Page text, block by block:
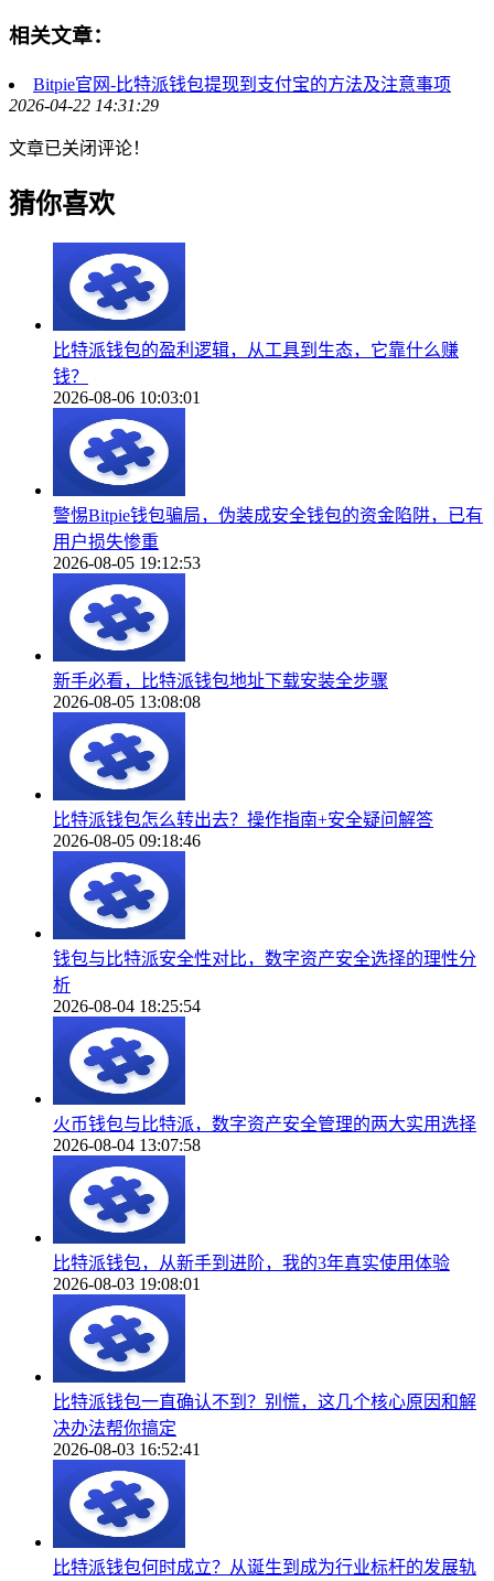
相关文章：
Bitpie官网-比特派钱包提现到支付宝的方法及注意事项
2026-04-22 14:31:29
文章已关闭评论！
猜你喜欢
比特派钱包的盈利逻辑，从工具到生态，它靠什么赚
钱？
2026-08-06 10:03:01
警惕Bitpie钱包骗局，伪装成安全钱包的资金陷阱，已有
用户损失惨重
2026-08-05 19:12:53
新手必看，比特派钱包地址下载安装全步骤
2026-08-05 13:08:08
比特派钱包怎么转出去？操作指南+安全疑问解答
2026-08-05 09:18:46
钱包与比特派安全性对比，数字资产安全选择的理性分
析
2026-08-04 18:25:54
火币钱包与比特派，数字资产安全管理的两大实用选择
2026-08-04 13:07:58
比特派钱包，从新手到进阶，我的3年真实使用体验
2026-08-03 19:08:01
比特派钱包一直确认不到？别慌，这几个核心原因和解
决办法帮你搞定
2026-08-03 16:52:41
比特派钱包何时成立？从诞生到成为行业标杆的发展轨